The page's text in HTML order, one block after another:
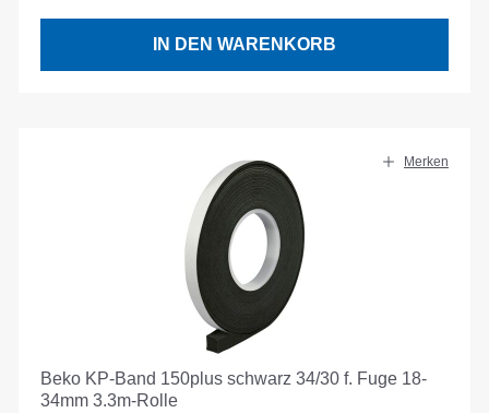
IN DEN WARENKORB
Merken
Beko KP-Band 150plus schwarz 34/30 f. Fuge 18-
34mm 3.3m-Rolle